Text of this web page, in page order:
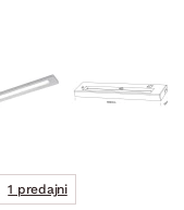
1 predajni